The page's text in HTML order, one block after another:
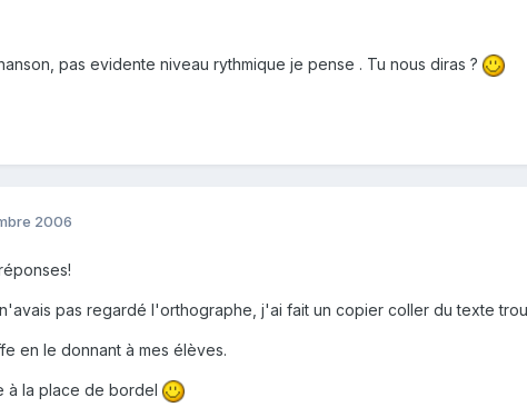
pas evidente niveau rythmique je pense . Tu nous diras ?
2006
pas regardé l'orthographe, j'ai fait un copier coller du texte
en le donnant à mes élèves.
à la place de bordel